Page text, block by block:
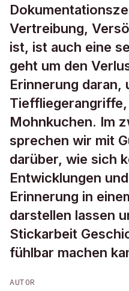
Vertreibung,
ist, ist auch eine
geht um den
Erinnerung daran,
Mohnkuchen. Im
sprechen wir mit
darüber, wie sich
Entwicklungen
Erinnerung in
darstellen lassen
Stickarbeit
fühlbar machen
AUTOR